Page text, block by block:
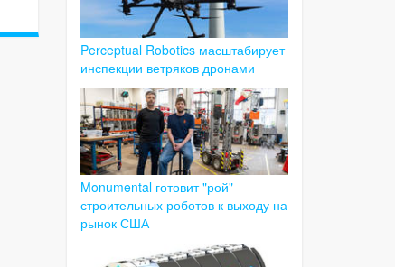
Perceptual Robotics масштабирует
инспекции ветряков дронами
Monumental готовит "рой"
строительных роботов к выходу на
рынок США